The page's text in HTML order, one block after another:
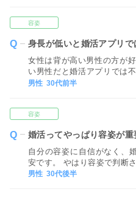
容姿
身長が低いと婚活アプリで
女性は背が高い男性の方が
い男性だと婚活アプリでは
とがコンプレックスで、 女
男性 30代前半
容姿
婚活ってやっぱり容姿が重
自分の容姿に自信がなく、
安です。 やはり容姿で判断
男性 30代後半